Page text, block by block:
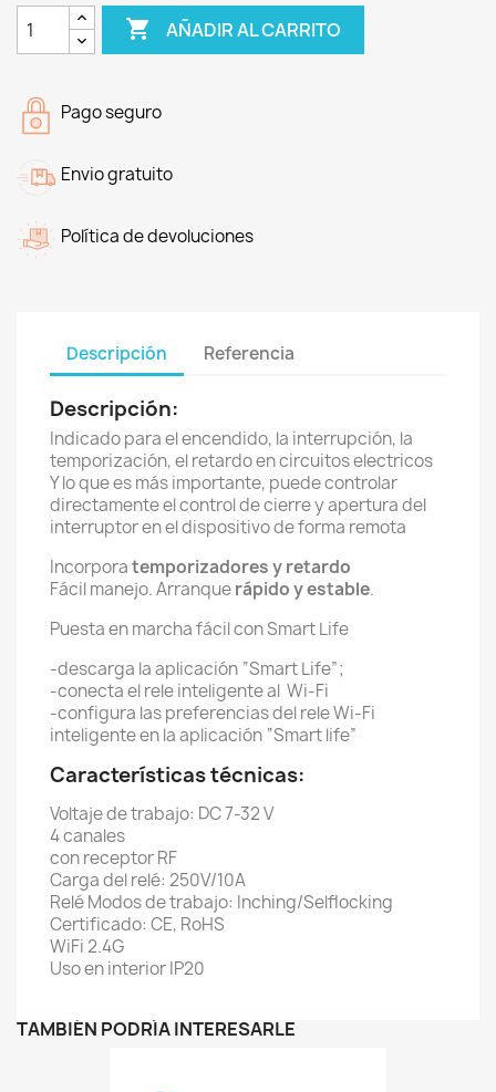
 AÑADIR AL CARRITO
Pago seguro
Envio gratuito
Política de devoluciones
Descripción Referencia
Descripción:
Indicado para el encendido, la interrupción, la
temporización, el retardo en circuitos electricos
Y lo que es más importante, puede controlar
directamente el control de cierre y apertura del
interruptor en el dispositivo de forma remota
Incorporatemporizadores y retardo
Fácil manejo. Arranquerápido y estable.
Puesta en marcha fácil con Smart Life
-descarga la aplicación “Smart Life”;
-conecta el rele inteligente al Wi-Fi
-configura las preferencias del rele Wi-Fi
inteligente en la aplicación “Smart life”
Características técnicas:
Voltaje de trabajo: DC 7-32 V
4 canales
con receptor RF
Carga del relé: 250V/10A
Relé Modos de trabajo: Inching/Selflocking
Certificado: CE, RoHS
WiFi 2.4G
Uso en interior IP20
TAMBIÉN PODRÍA INTERESARLE